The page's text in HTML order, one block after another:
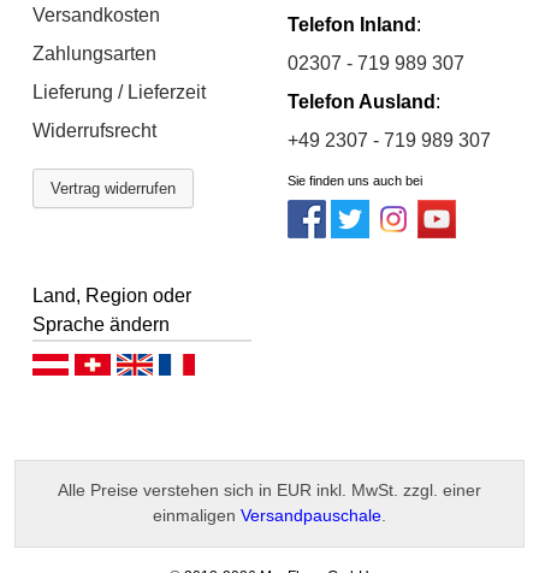
Versandkosten
Zahlungsarten
Lieferung / Lieferzeit
Widerrufsrecht
Vertrag widerrufen
Telefon Inland :
02307 - 719 989 307
Telefon Ausland :
+49 2307 - 719 989 307
Sie finden uns auch bei
Land, Region oder
Sprache ändern
Deutsch (AT)Deutsch (CH)
Alle Preise verstehen sich in EUR inkl. MwSt. zzgl. einer
einmaligen Versandpauschale